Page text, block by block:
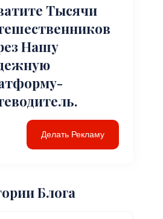
Тысячи
Нашу
Делать Рекламу
Блога